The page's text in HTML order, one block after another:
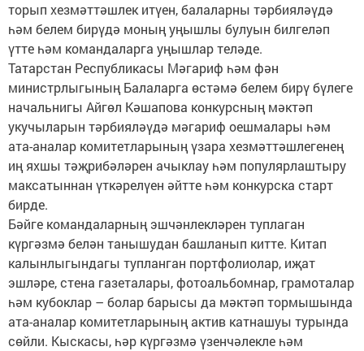
торып хезмәттәшлек итүен, балаларны тәрбияләүдә
һәм белем бирүдә моның уңышлы булуын билгеләп
үтте һәм командаларга уңышлар теләде.
Татарстан Республикасы Мәгариф һәм фән
министрлыгының Балаларга өстәмә белем бирү бүлеге
начальнигы Айгөл Кәшапова конкурсның мәктәп
укучыларын тәрбияләүдә мәгариф оешмалары һәм
ата-аналар комитетларының үзара хезмәттәшлегенең
иң яхшы тәҗрибәләрен ачыклау һәм популярлаштыру
максатыннан үткәрелүен әйтте һәм конкурска старт
бирде.
Бәйге командаларның эшчәнлекләрен туплаган
күргәзмә белән танышудан башланып китте. Китап
калынлыгындагы тупланган портфолиолар, иҗат
эшләре, стена газеталары, фотоальбомнар, грамоталар
һәм кубоклар – болар барысы да мәктәп тормышында
ата-аналар комитетларының актив катнашуы турында
сөйли. Кыскасы, һәр күргәзмә үзенчәлекле һәм